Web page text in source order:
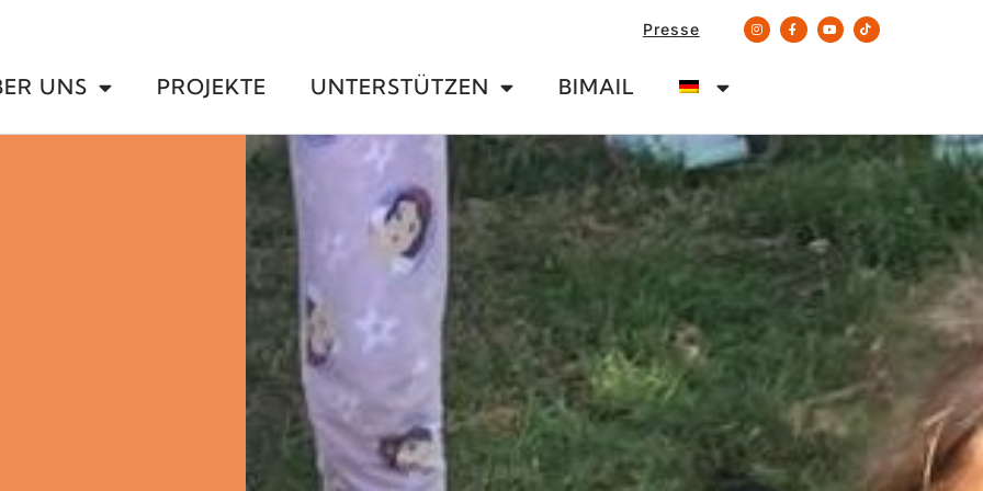
Presse
UNS PROJEKTE UNTERSTÜTZEN BIMAIL